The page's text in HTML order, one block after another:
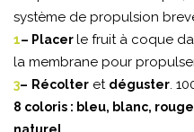
système de propulsion
1– Placerle fruit à coque
la membrane pour
3– Récolter et déguster.
8 coloris : bleu, blanc,
naturel.